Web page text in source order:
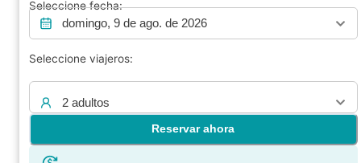
Seleccione fecha:
domingo, 9 de ago. de 2026
Seleccione viajeros:
2 adultos
Reservar ahora